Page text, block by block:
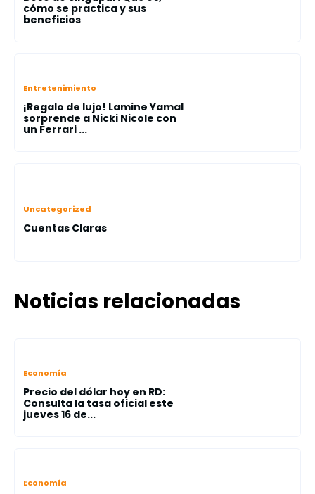
cómo se practica y sus
beneficios
Entretenimiento
¡Regalo de lujo! Lamine Yamal
sorprende a Nicki Nicole con
un Ferrari ...
Uncategorized
Cuentas Claras
Noticias relacionadas
Economía
Precio del dólar hoy en RD:
Consulta la tasa oficial este
jueves 16 de...
Economía